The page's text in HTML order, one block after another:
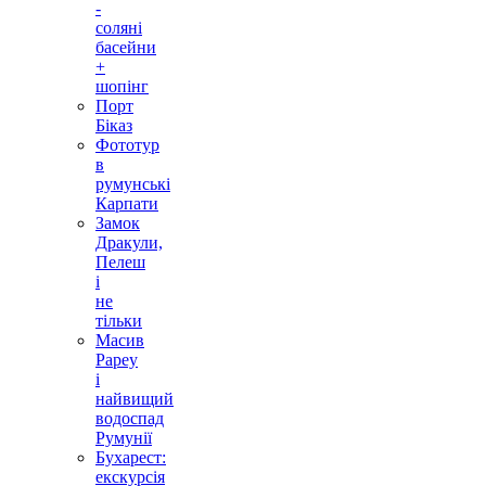
-
соляні
басейни
+
шопінг
Порт
Біказ
Фототур
в
румунські
Карпати
Замок
Дракули,
Пелеш
і
не
тільки
Масив
Рареу
і
найвищий
водоспад
Румунії
Бухарест:
екскурсія